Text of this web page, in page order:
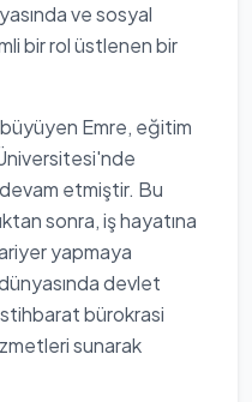
ve sosyal
bir rol üstlenen bir
Emre, eğitim
etmiştir. Bu
sonra, iş hayatına
yapmaya
dünyasında devlet
istihbarat bürokrasi
sunarak